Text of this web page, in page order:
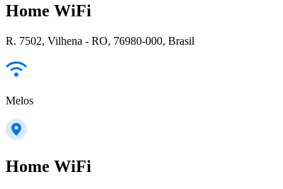
Home WiFi
R. 7502, Vilhena - RO, 76980-000, Brasil
Melos
Home WiFi